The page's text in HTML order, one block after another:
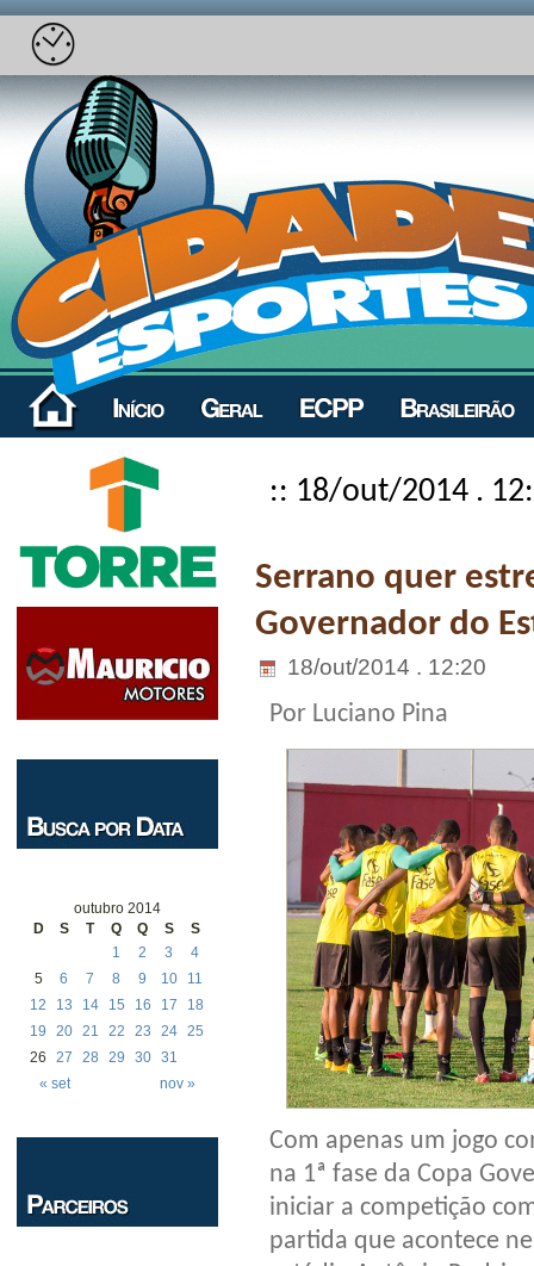
outubro 2014
D
S T Q Q S S
« set nov »
1 2 3
4
5
6 7 8 9 10
11
12
13 14 15 16 17
18
19
20 21 22 23 24 25
26
27 28 29 30 31
:: 18/out/2014 .
Serrano quer
Governador do
18/out/2014 . 12:20
Por Luciano Pina
Com apenas um jogo
na 1ª fase da Copa
iniciar a competição
partida que acontece